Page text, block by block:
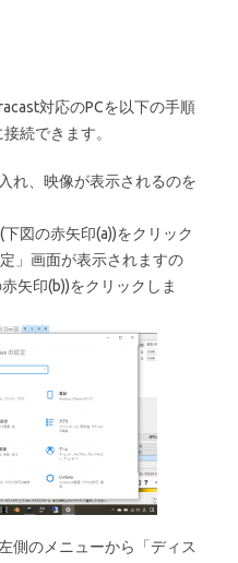
対応のPCを以下の手順
続できます。
れ、映像が表示されるのを
図の赤矢印(a))をクリック
」画面が表示されますの
矢印(b))をクリックしま
側のメニューから「ディス